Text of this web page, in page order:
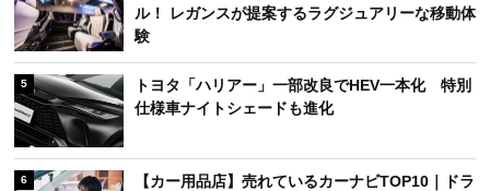
ル！ レガンスが提案するラグジュアリーな移動体
験
5
トヨタ「ハリアー」一部改良でHEV一本化 特別
仕様車ナイトシェードも進化
6
【カー用品店】売れているカーナビTOP10｜ドラ